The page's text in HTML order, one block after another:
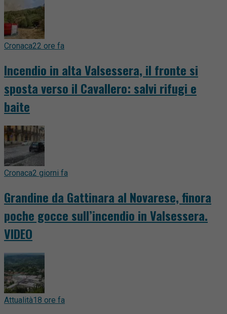
Cronaca22 ore fa
Incendio in alta Valsessera, il fronte si
sposta verso il Cavallero: salvi rifugi e
baite
Cronaca2 giorni fa
Grandine da Gattinara al Novarese, finora
poche gocce sull’incendio in Valsessera.
VIDEO
Attualità18 ore fa